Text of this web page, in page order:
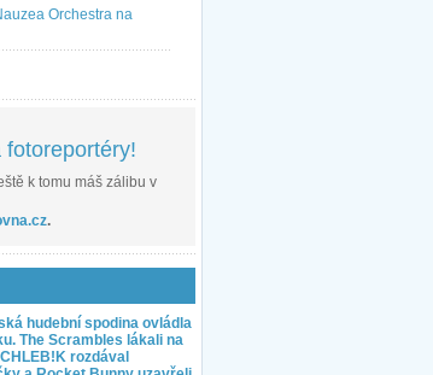
Orchestra na
k tomu máš zálibu v
.
hudební spodina ovládla
The Scrambles lákali na
rozdával